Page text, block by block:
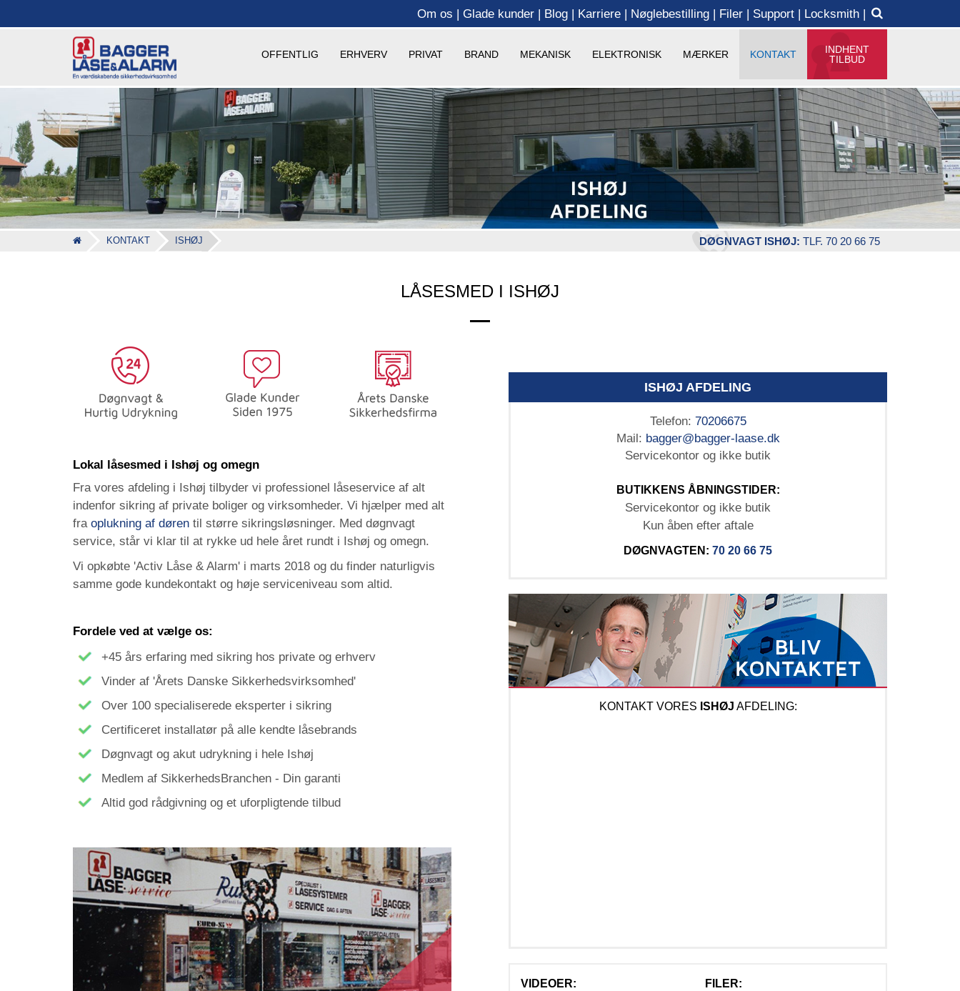
Om os Glade kunder Blog Karriere Nøglebestilling Filer Support Locksmith
OFFENTLIG ERHVERV PRIVAT BRAND MEKANISK ELEKTRONISK MÆRKER KONTAKT
INDHENT
TILBUD
KONTAKT ISHØJ DØGNVAGT ISHØJ: TLF. 70 20 66 75
LÅSESMED I ISHØJ
Lokal låsesmed i Ishøj og omegn
Fra vores afdeling i Ishøj tilbyder vi professionel låseservice af alt
indenfor sikring af private boliger og virksomheder. Vi hjælper med alt
fra oplukning af døren til større sikringsløsninger. Med døgnvagt
service, står vi klar til at rykke ud hele året rundt i Ishøj og omegn.
Vi opkøbte 'Activ Låse & Alarm' i marts 2018 og du finder naturligvis
samme gode kundekontakt og høje serviceniveau som altid.
Fordele ved at vælge os:
+45 års erfaring med sikring hos private og erhverv
Vinder af 'Årets Danske Sikkerhedsvirksomhed'
Over 100 specialiserede eksperter i sikring
Certificeret installatør på alle kendte låsebrands
Døgnvagt og akut udrykning i hele Ishøj
Medlem af SikkerhedsBranchen - Din garanti
Altid god rådgivning og et uforpligtende tilbud
ISHØJ AFDELING
Telefon: 70206675
Mail: bagger@bagger-laase.dk
Servicekontor og ikke butik
BUTIKKENS ÅBNINGSTIDER:
Servicekontor og ikke butik
Kun åben efter aftale
DØGNVAGTEN: 70 20 66 75
KONTAKT VORES ISHØJ AFDELING:
VIDEOER: FILER: